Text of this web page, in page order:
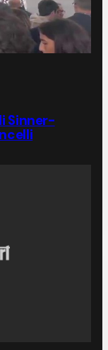
Sinner-